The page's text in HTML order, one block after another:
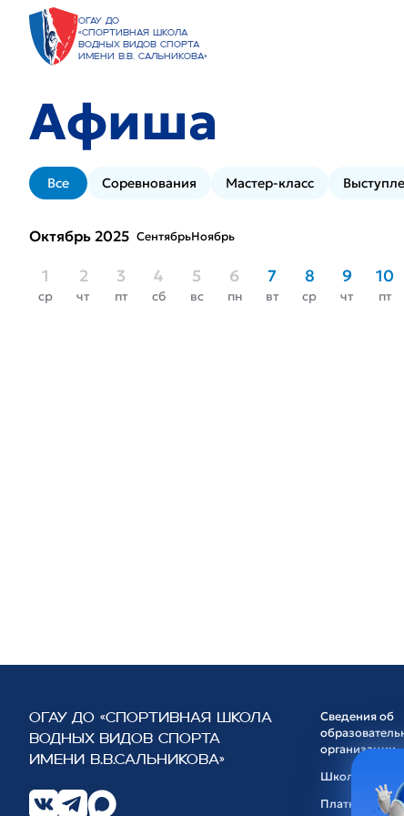
ОГАУ ДО
«Спортивная школа
водных видов спорта
имени В.В. Сальникова»
Афиша
Все Соревнования Мастер-класс
Октябрь 2025 СентябрьНоябрь
1
ср
2
чт
3
пт
4
сб
5
вс
6
пн
7
вт
8
ср
9
чт
10
пт
ОГАУ ДО «СПОРТИВНАЯ ШКОЛА
ВОДНЫХ ВИДОВ СПОРТА
ИМЕНИ В.В.САЛЬНИКОВА»
Сведения об
организации
Школа
Платные